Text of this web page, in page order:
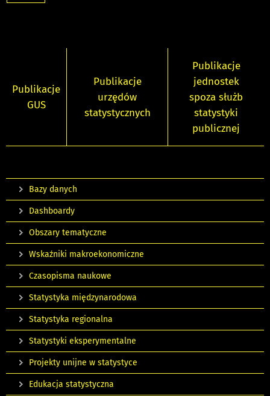
Publikacje
GUS
Publikacje
urzędów
statystycznych
Publikacje
jednostek
spoza służb
statystyki
publicznej
Bazy danych
Dashboardy
Obszary tematyczne
Wskaźniki makroekonomiczne
Czasopisma naukowe
Statystyka międzynarodowa
Statystyka regionalna
Statystyki eksperymentalne
Projekty unijne w statystyce
Edukacja statystyczna